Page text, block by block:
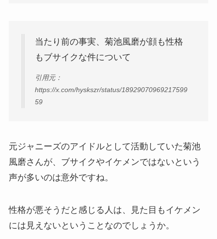
当たり前の事実、菊池風磨が顔も性格
もブサイクな件について
引用元：
https://x.com/hyskszr/status/18929070969217599
59
元ジャニーズのアイドルとして活動していた菊池
風磨さんが、ブサイクやイケメンではないという
声が多いのは意外ですね。
性格が悪そうだと感じる人は、見た目もイケメン
には見えないということなのでしょうか。